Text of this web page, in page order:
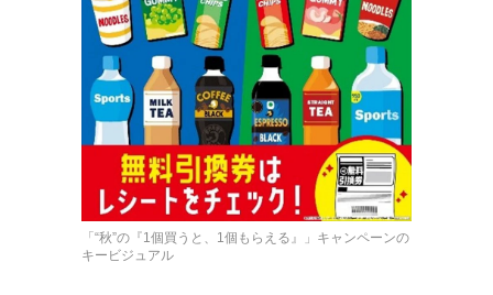
「“秋”の『1個買うと、1個もらえる』」キャンペーンの
キービジュアル